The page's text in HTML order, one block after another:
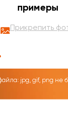
примеры
Прикрепить
jpg, gif, png не